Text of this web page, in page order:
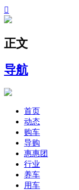

正文
导航
首页
动态
购车
导购
惠惠团
行业
养车
用车